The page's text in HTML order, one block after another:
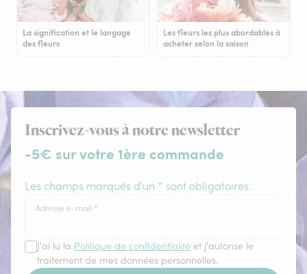
La signification et le langage
des fleurs
Les fleurs les plus abordables à
acheter selon la saison
Inscrivez-vous à notre newsletter
-5€ sur votre 1ère commande
Les champs marqués d'un * sont obligatoires.
Adresse e-mail *
J'ai lu la Politique de confidentialité et j'autorise le
traitement de mes données personnelles.